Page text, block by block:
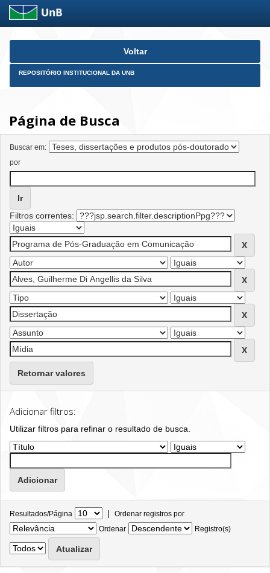
Skip
Voltar
REPOSITÓRIO INSTITUCIONAL DA UNB
Página de Busca
Buscar em:
por
Filtros correntes:
Retornar valores
Adicionar filtros:
Utilizar filtros para refinar o resultado de busca.
Resultados/Página | Ordenar registros por
Ordenar
Registro(s)